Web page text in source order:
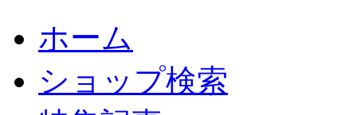
ホーム
ショップ検索